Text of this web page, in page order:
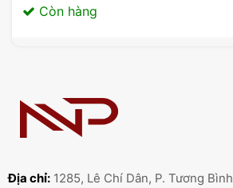
Còn hàng
Địa chỉ: 1285, Lê Chí Dân, P. Tương Bình